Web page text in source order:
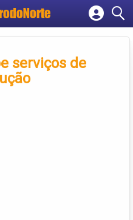
empresa
conta
serviços de